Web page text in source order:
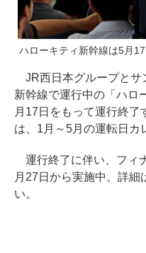
ハローキティ新幹線は5月
JR西日本グループとサ
新幹線で運行中の「ハロ
月17日をもって運行終
は、1月～5月の運転日カ
運行終了に伴い、フィ
月27日から実施中。詳細
い。